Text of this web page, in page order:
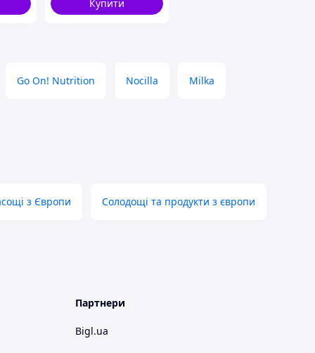
Купити
Go On! Nutrition Nocilla Milka
з Європи Солодощі та продукти з європи
Партнери
Bigl.ua